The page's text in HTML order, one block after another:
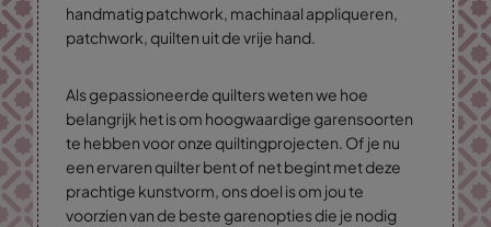
handmatig patchwork, machinaal appliqueren,
patchwork, quilten uit de vrije hand.
Als gepassioneerde quilters weten we hoe
belangrijk het is om hoogwaardige garensoorten
te hebben voor onze quiltingprojecten. Of je nu
een ervaren quilter bent of net begint met deze
prachtige kunstvorm, ons doel is om jou te
voorzien van de beste garenopties die je nodig